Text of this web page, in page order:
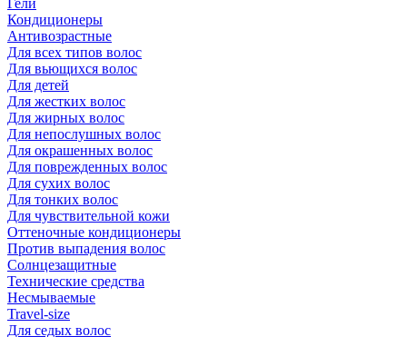
Гели
Кондиционеры
Антивозрастные
Для всех типов волос
Для вьющихся волос
Для детей
Для жестких волос
Для жирных волос
Для непослушных волос
Для окрашенных волос
Для поврежденных волос
Для сухих волос
Для тонких волос
Для чувствительной кожи
Оттеночные кондиционеры
Против выпадения волос
Солнцезащитные
Технические средства
Несмываемые
Travel-size
Для седых волос